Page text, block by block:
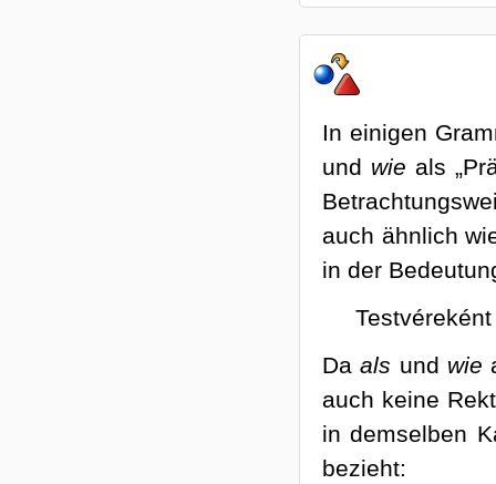
In einigen
und wie als
auch ähnlich
in der
Daals und wie
auch keine
in demselben
bezieht: